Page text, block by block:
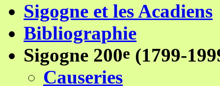
Sigogne et les Acadiens
Bibliographie
Sigogne 200e (1799-
Causeries